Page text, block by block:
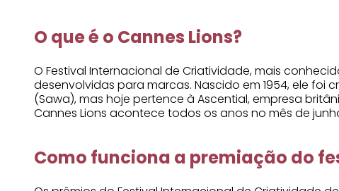
O que é o Cannes Lions?
O Festival Internacional de Criatividade, mais
desenvolvidas para marcas. Nascido em 1954, ele foi
(Sawa), mas hoje pertence à Ascential, empresa
Cannes Lions acontece todos os anos no mês de
Como funciona a premiação do